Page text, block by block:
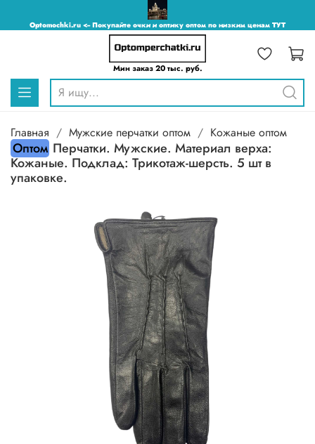
Optomochki.ru <-- Покупайте очки и оптику оптом по низким ценам ТУТ
Мин заказ 20 тыс. руб.
Главная Мужские перчатки оптом Кожаные оптом
Оптом Перчатки. Мужские. Материал верха:
Кожаные. Подклад: Трикотаж-шерсть. 5 шт в
упаковке.